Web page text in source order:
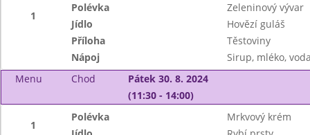
1
Polévka
Zeleninový vývar
Jídlo
Hovězí guláš
Příloha
Těstoviny
Nápoj
Sirup, mléko,
Menu
Chod
Pátek 30. 8. 2024
(11:30 - 14:00)
1
Polévka
Mrkvový krém